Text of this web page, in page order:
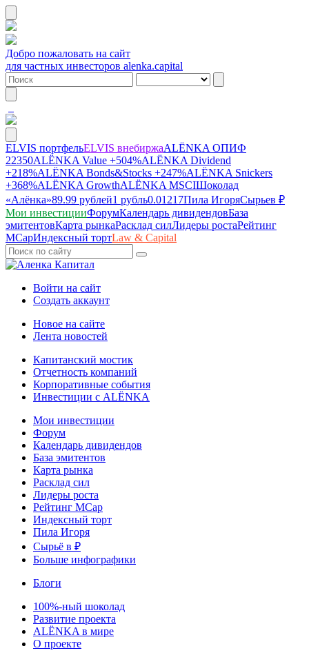
Добро пожаловать на сайт
для частных инвесторов alenka.capital
ELVIS портфельELVIS внебиржаALЁNKA ОПИФ
22350ALЁNKA Value +504%ALЁNKA Dividend
+218%ALЁNKA Bonds&Stocks +247%ALЁNKA Snickers
+368%ALЁNKA GrowthALЁNKA MSCIШоколад
«Алёнка»89.99 рублей1 рубль0.01217Пила ИгоряСырьев ₽
Мои инвестицииФорумКалендарь дивидендовБаза
эмитентовКарта рынкаРасклад силЛидеры ростаРейтинг
MCapИндексный тортLaw & Capital
Войти на сайт
Создать аккаунт
Новое на сайте
Лента новостей
Капитанский мостик
Отчетность компаний
Корпоративные события
Инвестиции с ALЁNKA
Мои инвестиции
Форум
Календарь дивидендов
База эмитентов
Карта рынка
Расклад сил
Лидеры роста
Рейтинг MCap
Индексный торт
Пила Игоря
Сырьё в ₽
Больше инфографики
Блоги
100%-ный шоколад
Развитие проекта
ALЁNKA в мире
О проекте